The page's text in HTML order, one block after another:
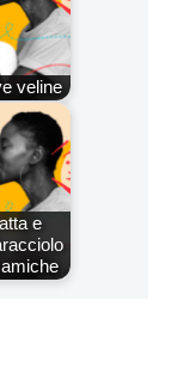
veline
e